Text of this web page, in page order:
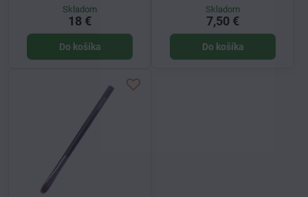
Skladom
18 €
Do košíka
Skladom
7,50 €
Do košíka